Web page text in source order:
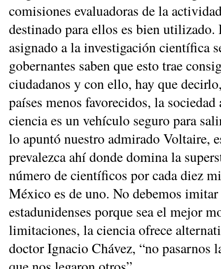
comisiones evaluadoras de la
destinado para ellos es bien
asignado a la investigación científica
gobernantes saben que esto trae
ciudadanos y con ello, hay que
países menos favorecidos, la
ciencia es un vehículo seguro para
lo apuntó nuestro admirado Voltaire,
prevalezca ahí donde domina la
número de científicos por cada diez
México es de uno. No debemos
estadunidenses porque sea el mejor
limitaciones, la ciencia ofrece
doctor Ignacio Chávez, “no pasarnos